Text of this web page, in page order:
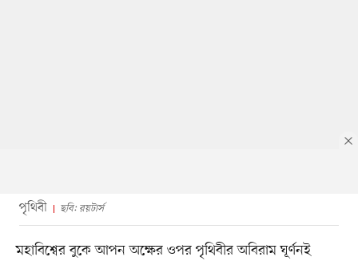
পৃথিবী ছবি: রয়টার্স
মহাবিশ্বের বুকে আপন অক্ষের ওপর পৃথিবীর অবিরাম ঘূর্ণনই